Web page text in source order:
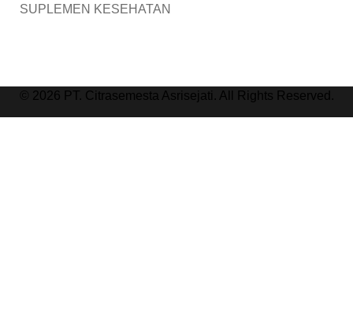
SUPLEMEN KESEHATAN
© 2026 PT. Citrasemesta Asrisejati. All Rights Reserved.